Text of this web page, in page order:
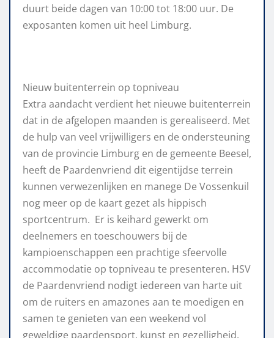
duurt beide dagen van 10:00 tot 18:00 uur. De
exposanten komen uit heel Limburg.
Nieuw buitenterrein op topniveau
Extra aandacht verdient het nieuwe buitenterrein
dat in de afgelopen maanden is gerealiseerd. Met
de hulp van veel vrijwilligers en de ondersteuning
van de provincie Limburg en de gemeente Beesel,
heeft de Paardenvriend dit eigentijdse terrein
kunnen verwezenlijken en manege De Vossenkuil
nog meer op de kaart gezet als hippisch
sportcentrum. Er is keihard gewerkt om
deelnemers en toeschouwers bij de
kampioenschappen een prachtige sfeervolle
accommodatie op topniveau te presenteren. HSV
de Paardenvriend nodigt iedereen van harte uit
om de ruiters en amazones aan te moedigen en
samen te genieten van een weekend vol
geweldige paardensport, kunst en gezelligheid.